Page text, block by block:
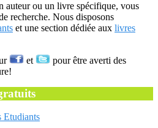
auteur ou un livre spécifique, vous
recherche. Nous disposons
et une section dédiée aux livres
et
pour être averti des
Etudiants